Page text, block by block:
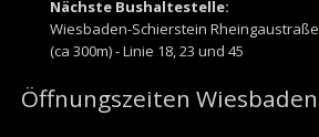
Nächste Bushaltestelle:
Wiesbaden-Schierstein Rheingaustraße
(ca 300m) - Linie 18, 23 und 45
Öffnungszeiten Wiesbaden